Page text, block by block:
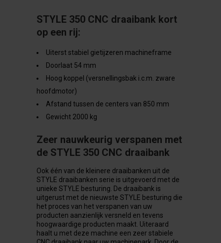
STYLE 350 CNC draaibank kort
op een rij:
Uiterst stabiel gietijzeren machineframe
Doorlaat 54 mm
Hoog koppel (versnellingsbak i.c.m. zware
hoofdmotor)
Afstand tussen de centers van 850 mm
Gewicht 2000 kg
Zeer nauwkeurig verspanen met
de STYLE 350 CNC draaibank
Ook één van de kleinere draaibanken uit de
STYLE draaibanken serie is uitgevoerd met de
unieke STYLE besturing. De draaibank is
uitgerust met de nieuwste STYLE besturing die
het proces van het verspanen van uw
producten aanzienlijk versneld en tevens
hoogwaardige producten maakt. Uiteraard
haalt u met deze machine een zeer stabiele